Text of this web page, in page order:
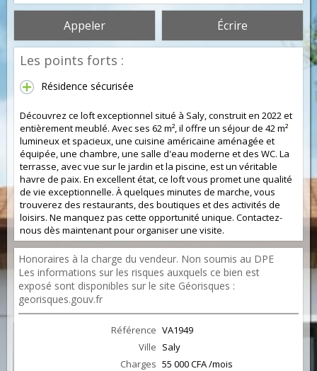
Appeler Écrire
Les points forts :
Résidence sécurisée
Découvrez ce loft exceptionnel situé à Saly, construit en 2022 et
entièrement meublé. Avec ses 62 m², il offre un séjour de 42 m²
lumineux et spacieux, une cuisine américaine aménagée et
équipée, une chambre, une salle d'eau moderne et des WC. La
terrasse, avec vue sur le jardin et la piscine, est un véritable
havre de paix. En excellent état, ce loft vous promet une qualité
de vie exceptionnelle. À quelques minutes de marche, vous
trouverez des restaurants, des boutiques et des activités de
loisirs. Ne manquez pas cette opportunité unique. Contactez-
nous dès maintenant pour organiser une visite.
Honoraires à la charge du vendeur. Non soumis au DPE
Les informations sur les risques auxquels ce bien est
exposé sont disponibles sur le site Géorisques :
georisques.gouv.fr
Référence VA1949
Ville Saly
Charges 55 000 CFA /mois